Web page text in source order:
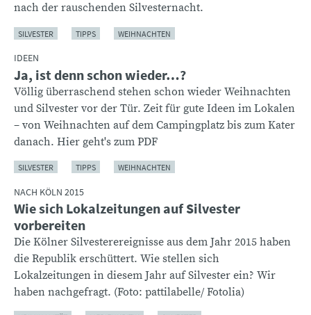
nach der rauschenden Silvesternacht.
SILVESTER TIPPS WEIHNACHTEN
IDEEN
Ja, ist denn schon wieder…?
Völlig überraschend stehen schon wieder Weihnachten
und Silvester vor der Tür. Zeit für gute Ideen im Lokalen
– von Weihnachten auf dem Campingplatz bis zum Kater
danach. Hier geht's zum PDF
SILVESTER TIPPS WEIHNACHTEN
NACH KÖLN 2015
Wie sich Lokalzeitungen auf Silvester
vorbereiten
Die Kölner Silvesterereignisse aus dem Jahr 2015 haben
die Republik erschüttert. Wie stellen sich
Lokalzeitungen in diesem Jahr auf Silvester ein? Wir
haben nachgefragt. (Foto: pattilabelle/ Fotolia)